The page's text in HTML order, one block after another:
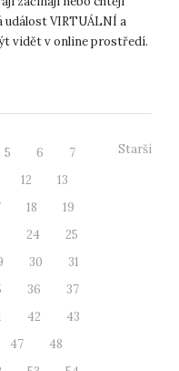
událost VIRTUÁLNÍ a
vidět v online prostředí.
5 6
7
12
13
18
19
24
25
30
31
36
37
42
43
47
48
Starší